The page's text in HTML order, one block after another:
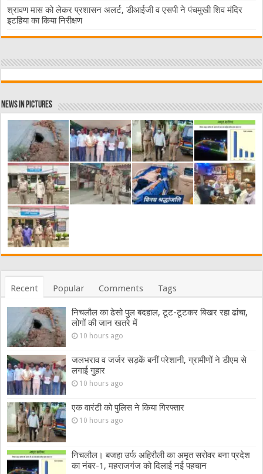
श्रावण मास को लेकर प्रशासन अलर्ट, डीआईजी व एसपी ने पंचमुखी शिव मंदिर
इटहिया का किया निरीक्षण
News in Pictures
Recent Popular Comments Tags
निचलौल का ढेसो पुल बदहाल, टूट-टूटकर बिखर रहा ढांचा,
लोगों की जान खतरे में
10 hours ago
जलभराव व जर्जर सड़कें बनीं परेशानी, ग्रामीणों ने डीएम से
लगाई गुहार
10 hours ago
एक वारंटी को पुलिस ने किया गिरफ्तार
10 hours ago
निचलौल। बजहा उर्फ अहिरौली का अमृत सरोवर बना प्रदेश
का नंबर-1, महराजगंज को दिलाई नई पहचान